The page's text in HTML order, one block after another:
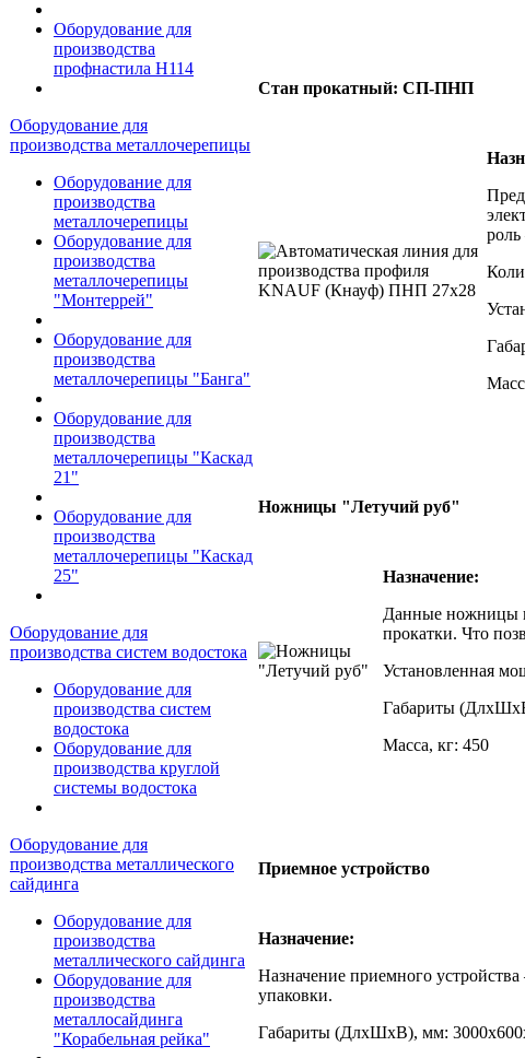
Оборудование для
производства
профнастила Н114
Оборудование для
производства металлочерепицы
Оборудование для
производства
металлочерепицы
Оборудование для
производства
металлочерепицы
"Монтеррей"
Оборудование для
производства
металлочерепицы "Банга"
Оборудование для
производства
металлочерепицы "Каскад
21"
Оборудование для
производства
металлочерепицы "Каскад
25"
Оборудование для
производства систем водостока
Оборудование для
производства систем
водостока
Оборудование для
производства круглой
системы водостока
Оборудование для
производства металлического
сайдинга
Оборудование для
производства
металлического сайдинга
Оборудование для
производства
металлосайдинга
"Корабельная рейка"
Стан прокатный: СП-ПНП
Ножницы "Летучий руб"
Назначение:
Данные ножницы
прокатки. Что
Установленная
Габариты
Масса, кг: 450
Приемное устройство
Назначение:
Назначение приемного
упаковки.
Габариты (ДлхШхВ), мм: